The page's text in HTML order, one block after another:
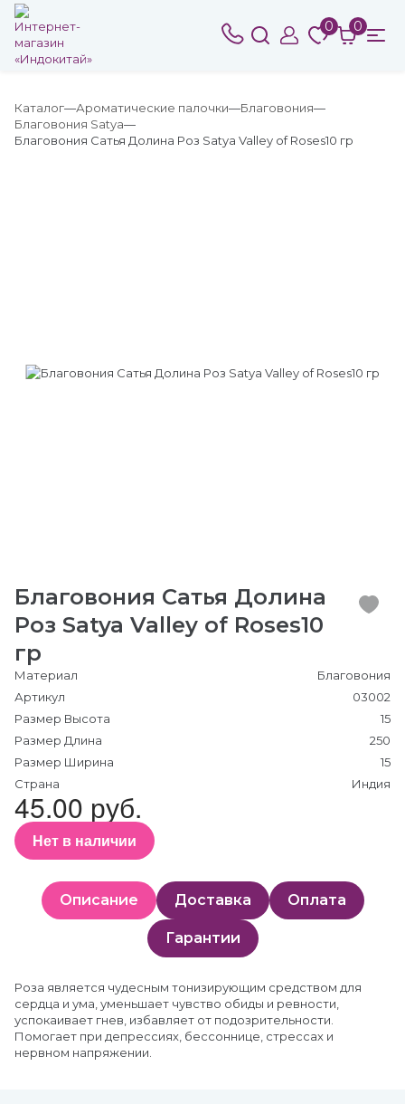
0 0
Каталог Ароматические палочки
Благовония
Благовония Satya
Благовония Сатья Долина Роз Satya Valley of Roses10 гр
Благовония Сатья Долина
Роз Satya Valley of Roses10
гр
Материал
Благовония
Артикул
03002
Размер Высота
15
Размер Длина
250
Размер Ширина
15
Страна
Индия
45.00 руб.
Нет в наличии
Описание Доставка Оплата
Гарантии
Роза является чудесным тонизирующим средством для
сердца и ума, уменьшает чувство обиды и ревности,
успокаивает гнев, избавляет от подозрительности.
Помогает при депрессиях, бессоннице, стрессах и
нервном напряжении.